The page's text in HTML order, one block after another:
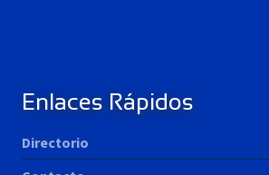
Enlaces Rápidos
Directorio